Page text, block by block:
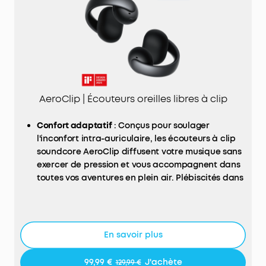
AeroClip | Écouteurs oreilles libres à clip
Confort adaptatif: Conçus pour soulager
l'inconfort intra-auriculaire, les écouteurs à clip
soundcore AeroClip diffusent votre musique sans
exercer de pression et vous accompagnent dans
toutes vos aventures en plein air. Plébiscités dans
un choix idéal pour une écoute prolongée en
Ajustement flexible et sécurisé: Les écouteurs à
En savoir plus
99,99 € 129,99 € J'achète